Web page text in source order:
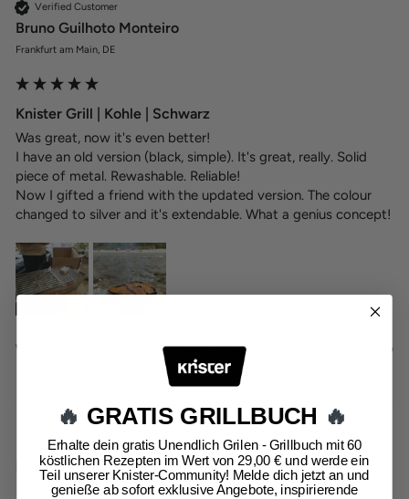
Verified Customer
Bruno Guilhoto Monteiro
Frankfurt am Main, DE
Knister Grill | Kohle | Schwarz
Was great, now it's even better!
I have an old version (black, simple). It's great, really. Solid
piece of metal. Rewashable. Reliable!
Now I gifted a friend with the updated version. The colour
changed to silver and it's extendable. What a genius concept!
Was this review helpful? Yes Report Share 4 months ago
MGB
🔥 GRATIS GRILLBUCH 🔥
Erhalte dein gratis Unendlich Grilen - Grillbuch mit 60
köstlichen Rezepten im Wert von 29,00 € und werde ein
Teil unserer Knister-Community! Melde dich jetzt an und
genieße ab sofort exklusive Angebote, inspirierende